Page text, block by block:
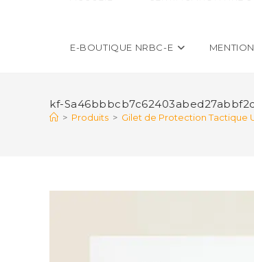
E-BOUTIQUE NRBC-E
kf-
> Produits > Gilet de Protection Tactique